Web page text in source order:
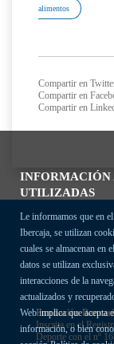
INFORMACIÓN
UTILIZADAS
Le informamos que en
Ibercaja, se utilizan
cuales se almacenan en
datos se utilizan
interacciones de la
actualizados y
Web implica que acepta
información, o bien
alimentos
Compartir en
Compartir en
Compartir en
Fundación
Inscrita en el
Deporte con el nº